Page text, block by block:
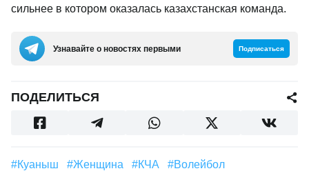
сильнее в котором оказалась казахстанская команда.
Узнавайте о новостях первыми Подписаться
ПОДЕЛИТЬСЯ
#Куаныш #Женщина #КЧА #волейбол